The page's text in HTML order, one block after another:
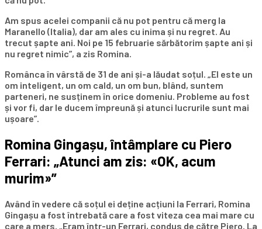
Am spus acelei companii că nu pot pentru că merg la
Maranello (Italia), dar am ales cu inima și nu regret. Au
trecut șapte ani. Noi pe 15 februarie sărbătorim șapte ani și
nu regret nimic”, a zis Romina.
Românca în vârstă de 31 de ani și-a lăudat soțul. „El este un
om inteligent, un om cald, un om bun, blând, suntem
parteneri, ne susținem în orice domeniu. Probleme au fost
și vor fi, dar le ducem împreună și atunci lucrurile sunt mai
ușoare”.
Romina Gingașu, întâmplare cu Piero
Ferrari: „Atunci am zis: «OK, acum
murim»”
Având în vedere că soțul ei deține acțiuni la Ferrari, Romina
Gingașu a fost întrebată care a fost viteza cea mai mare cu
care a mers. „Eram într-un Ferrari, condus de către Piero. La